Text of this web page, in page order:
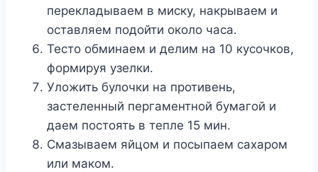
перекладываем в миску, накрываем и
оставляем подойти около часа.
Тесто обминаем и делим на 10 кусочков,
формируя узелки.
Уложить булочки на противень,
застеленный пергаментной бумагой и
даем постоять в тепле 15 мин.
Смазываем яйцом и посыпаем сахаром
или маком.